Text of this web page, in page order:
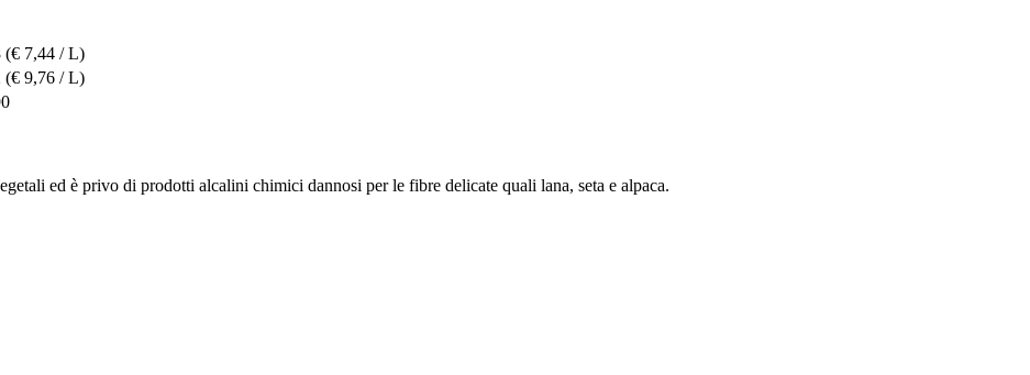
(€ 7,44 / L)
(€ 9,76 / L)
ed è privo di prodotti alcalini chimici dannosi per le fibre delicate quali lana, seta e alpaca.